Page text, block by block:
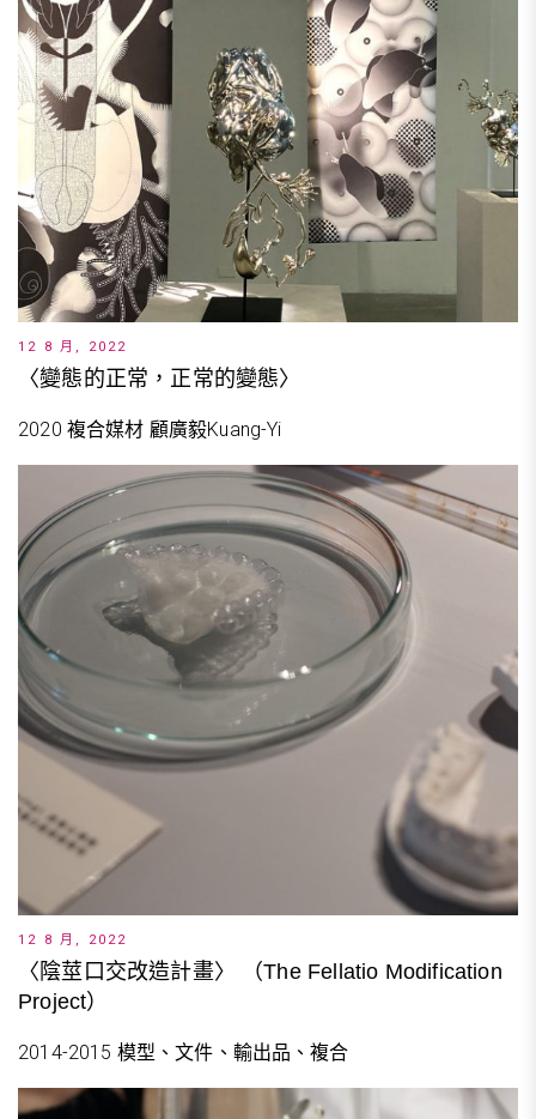
12 8 月, 2022
〈變態的正常，正常的變態〉
2020 複合媒材 顧廣毅Kuang-Yi
12 8 月, 2022
〈陰莖口交改造計畫〉 （The Fellatio Modification
Project）
2014-2015 模型、文件、輸出品、複合